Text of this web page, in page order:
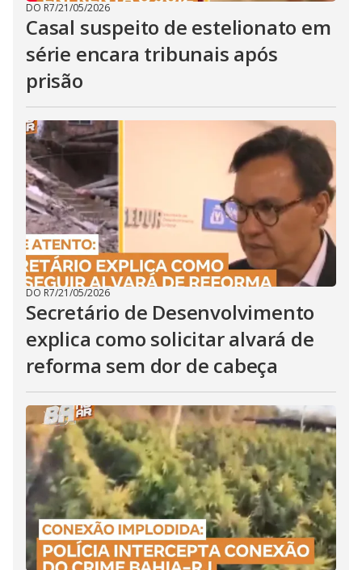
DO R7/21/05/2026
Casal suspeito de estelionato em
série encara tribunais após
prisão
DO R7/21/05/2026
Secretário de Desenvolvimento
explica como solicitar alvará de
reforma sem dor de cabeça